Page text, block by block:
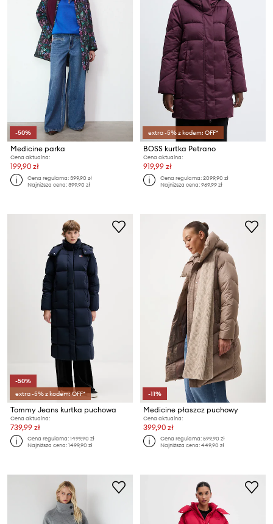
-50%
Medicine parka
Cena aktualna:
199,90 zł
Cena regularna:399,90 zł
Najniższa cena:399,90 zł
extra -5% z kodem: OFF*
BOSS kurtka Petrano
Cena aktualna:
919,99 zł
Cena regularna:2099,90 zł
Najniższa cena:969,99 zł
-50%
extra -5% z kodem: OFF*
Tommy Jeans kurtka puchowa
Cena aktualna:
739,99 zł
Cena regularna:1499,90 zł
Najniższa cena:1499,90 zł
-11%
Medicine płaszcz puchowy
Cena aktualna:
399,90 zł
Cena regularna:599,90 zł
Najniższa cena:449,90 zł